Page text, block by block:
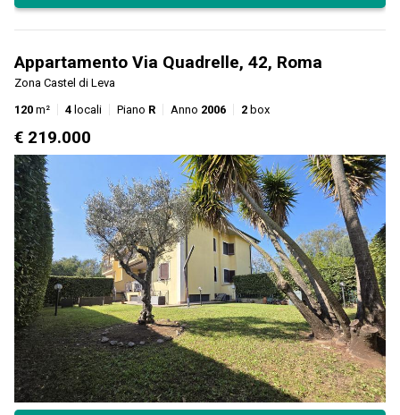
Appartamento Via Quadrelle, 42, Roma
Zona Castel di Leva
120 m² 4 locali Piano R Anno 2006 2 box
€ 219.000